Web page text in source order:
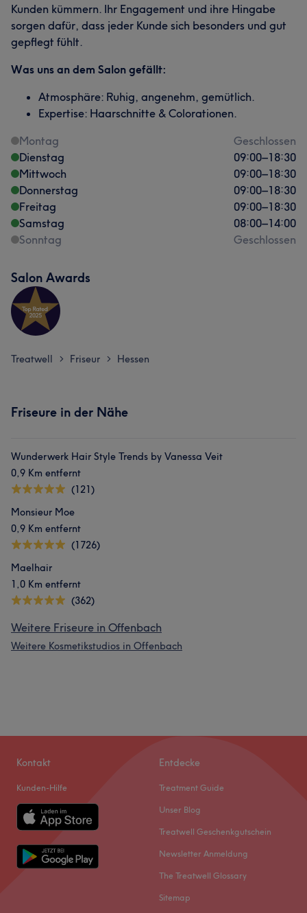
Kunden kümmern. Ihr Engagement und ihre Hingabe
sorgen dafür, dass jeder Kunde sich besonders und gut
gepflegt fühlt.
Was uns an dem Salon gefällt:
Atmosphäre: Ruhig, angenehm, gemütlich.
Expertise: Haarschnitte & Colorationen.
Montag
Geschlossen
Dienstag
09:00–18:30
Mittwoch
09:00–18:30
Donnerstag
09:00–18:30
Freitag
09:00–18:30
Samstag
08:00–14:00
Sonntag
Geschlossen
Salon Awards
Treatwell > Friseur > Hessen
Friseure in der Nähe
Wunderwerk Hair Style Trends by Vanessa Veit
0,9 Km entfernt
(121)
Monsieur Moe
0,9 Km entfernt
(1726)
Maelhair
1,0 Km entfernt
(362)
Weitere Friseure in Offenbach
Weitere Kosmetikstudios in Offenbach
Kontakt
Kunden-Hilfe
Entdecke
Treatment Guide
Unser Blog
Treatwell Geschenkgutschein
Newsletter Anmeldung
The Treatwell Glossary
Sitemap